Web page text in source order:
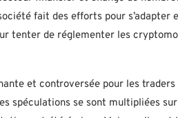
fait des efforts pour s’adapter
tenter de réglementer les
et controversée pour les
spéculations se sont multipliées